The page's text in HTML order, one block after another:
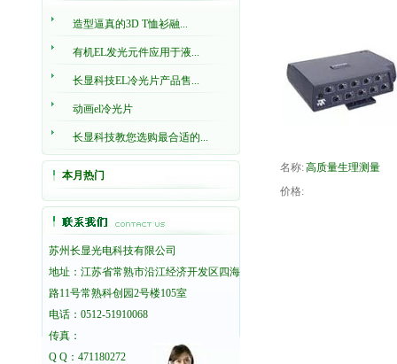
造型逼真的3D T恤衫融...
有机EL发光元件应用于液...
长显科技EL冷光片产品售...
动画el冷光片
长显科技教您选购最合适的...
本月热门
苏州长显光电科技有限公司
地址：江苏省常熟市沿江经济开发区四海
路11号常熟科创园2号楼105室
电话：0512-51910068
传真：
Q Q：471180272
名称:高质量生理测量
价格: